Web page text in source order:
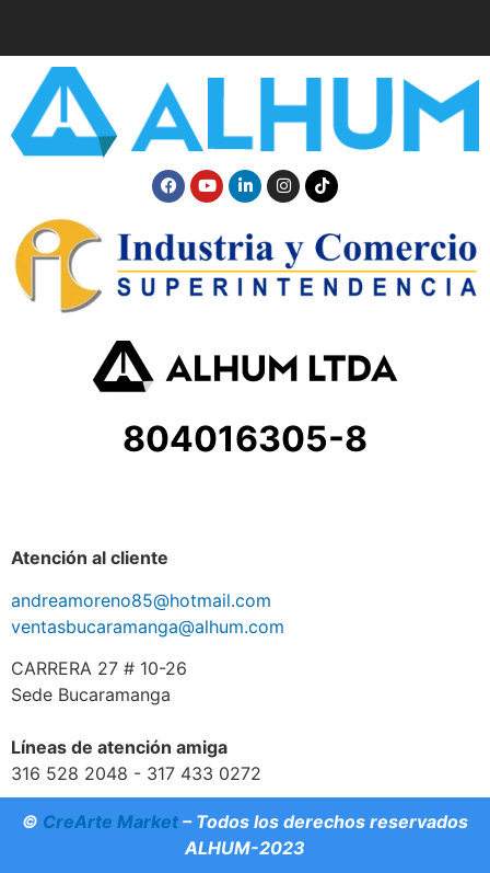
804016305-8
Atención al cliente
andreamoreno85@hotmail.com
ventasbucaramanga@alhum.com
CARRERA 27 # 10-26
Sede Bucaramanga
Líneas de atención amiga
316 528 2048 - 317 433 0272
© CreArte Market – Todos los derechos reservados
ALHUM-2023